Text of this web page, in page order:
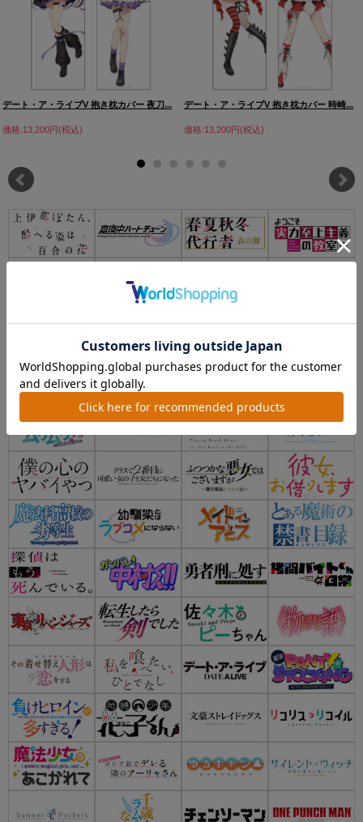
デート・ア・ライブV 抱き枕カバー 夜刀...
価格:13,200円(税込)
デート・ア・ライブV 抱き枕カバー 時崎...
価格:13,200円(税込)